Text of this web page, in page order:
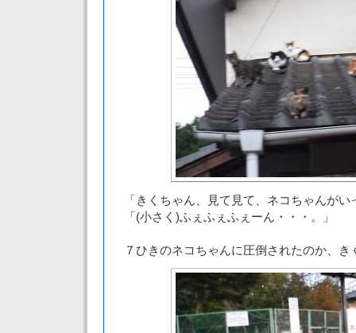
「きくちゃん、見て見て、ネコちゃんがい
「(小さく)ふぇふぇふぇーん・・・。」
７ひきのネコちゃんに圧倒されたのか、き